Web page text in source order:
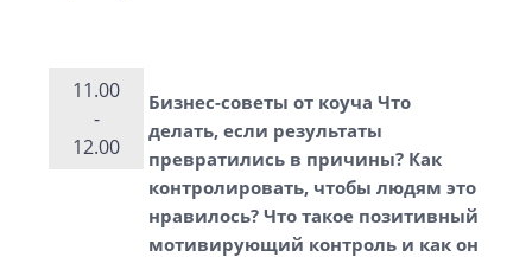
11.00
-
12.00
Бизнес-советы от коуча Что
делать, если результаты
превратились в причины? Как
контролировать, чтобы людям это
нравилось? Что такое позитивный
мотивирующий контроль и как он